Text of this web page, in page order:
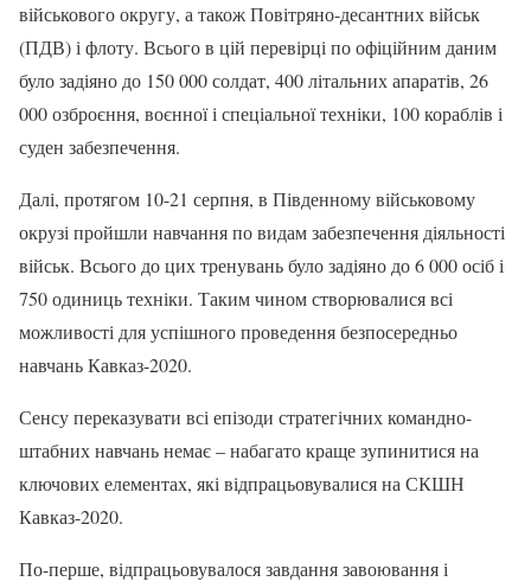
військового округу, а також Повітряно-десантних військ
(ПДВ) і флоту. Всього в цій перевірці по офіційним даним
було задіяно до 150 000 солдат, 400 літальних апаратів, 26
000 озброєння, воєнної і спеціальної техніки, 100 кораблів і
суден забезпечення.
Далі, протягом 10-21 серпня, в Південному військовому
окрузі пройшли навчання по видам забезпечення діяльності
військ. Всього до цих тренувань було задіяно до 6 000 осіб і
750 одиниць техніки. Таким чином створювалися всі
можливості для успішного проведення безпосередньо
навчань Кавказ-2020.
Сенсу переказувати всі епізоди стратегічних командно-
штабних навчань немає – набагато краще зупинитися на
ключових елементах, які відпрацьовувалися на СКШН
Кавказ-2020.
По-перше, відпрацьовувалося завдання завоювання і